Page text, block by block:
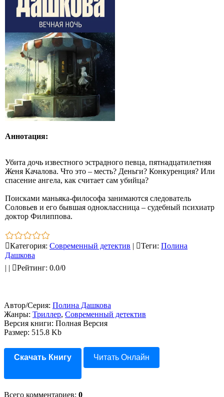
Аннотация:
Убита дочь известного эстрадного певца, пятнадцатилетняя
Женя Качалова. Что это – месть? Деньги? Конкуренция? Или
спасение ангела, как считает сам убийца?
Поисками маньяка-философа занимаются следователь
Соловьев и его бывшая одноклассница – судебный психиатр
доктор Филиппова.
Категория: Современный детектив | Теги: Полина
Дашкова
| | Рейтинг: 0.0/0
Автор/Серия: Полина Дашкова
Жанры: Триллер, Современный детектив
Версия книги: Полная Версия
Размер: 515.8 Kb
Скачать Книгу Читать Онлайн
Всего комментариев: 0